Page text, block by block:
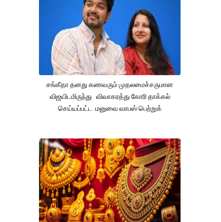
சங்கீதா தனது கணவரும் முதலமைச்சருமான
விஜயிடமிருந்து விவாகரத்து கோரி தாக்கல்
செய்யப்பட்ட மனுவை வாபஸ் பெற்றுக்